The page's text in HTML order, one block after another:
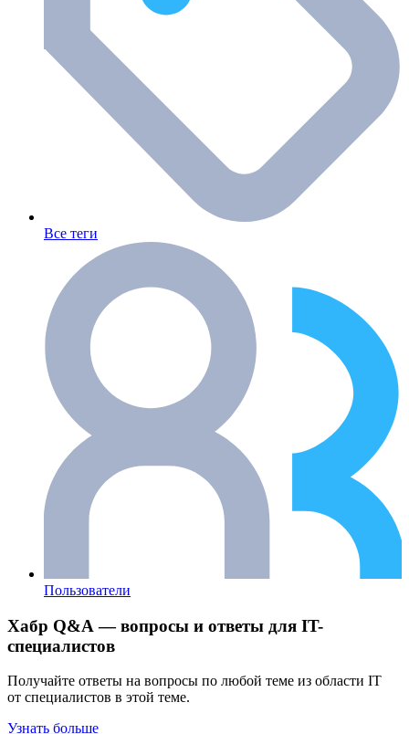
Все теги
Пользователи
Хабр Q&A — вопросы и ответы для IT-
специалистов
Получайте ответы на вопросы по любой теме из области IT
от специалистов в этой теме.
Узнать больше